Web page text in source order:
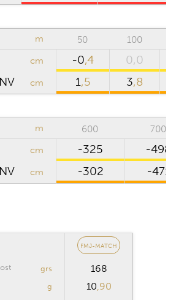
cm
m
m 50 100
cm -0,4 0,0
cm 1,5 3,8
m 600 700
cm -325
-498
cm -302 -471
FMJ-MATCH
grs 168
g 10,90